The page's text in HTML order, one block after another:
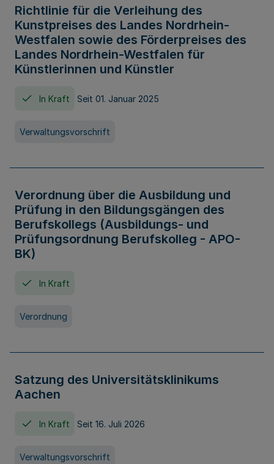
Richtlinie für die Verleihung des
Kunstpreises des Landes Nordrhein-
Westfalen sowie des Förderpreises des
Landes Nordrhein-Westfalen für
Künstlerinnen und Künstler
In Kraft Seit 01. Januar 2025
Verwaltungsvorschrift
Verordnung über die Ausbildung und
Prüfung in den Bildungsgängen des
Berufskollegs (Ausbildungs- und
Prüfungsordnung Berufskolleg - APO-
BK)
In Kraft
Verordnung
Satzung des Universitätsklinikums
Aachen
In Kraft Seit 16. Juli 2026
Verwaltungsvorschrift